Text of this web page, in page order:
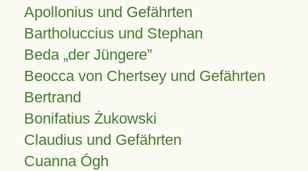
Apollonius und Gefährten
Bartholuccius und Stephan
Beda „der Jüngere”
Beocca von Chertsey und Gefährten
Bertrand
Bonifatius Żukowski
Claudius und Gefährten
Cuanna Ógh